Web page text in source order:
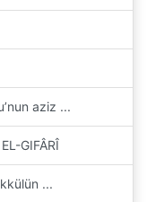
aziz ...
GIFÂRÎ
...